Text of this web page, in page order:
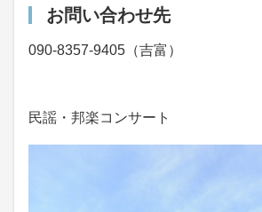
お問い合わせ先
090-8357-9405（吉富）
民謡・邦楽コンサート